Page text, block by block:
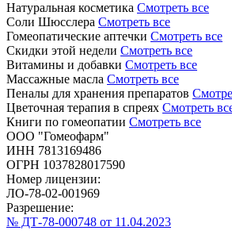
Натуральная косметика Смотреть все
Соли Шюсслера Смотреть все
Гомеопатические аптечки Смотреть все
Скидки этой недели Смотреть все
Витамины и добавки Смотреть все
Массажные масла Смотреть все
Пеналы для хранения препаратов
Цветочная терапия в спреях Смотреть
Книги по гомеопатии Смотреть все
ООО "Гомеофарм"
ИНН 7813169486
ОГРН 1037828017590
Номер лицензии:
ЛО-78-02-001969
Разрешение:
№ ДТ-78-000748 от 11.04.2023